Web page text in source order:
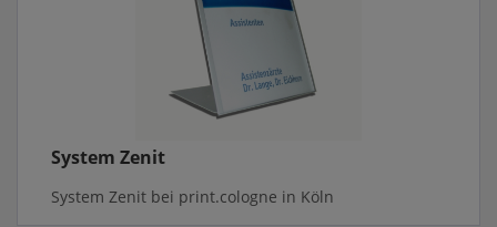
System Zenit
System Zenit bei print.cologne in Köln